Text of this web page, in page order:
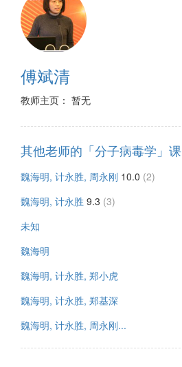
傅斌清
教师主页： 暂无
其他老师的「分子病毒学」课
魏海明, 计永胜, 周永刚 10.0 (2)
魏海明, 计永胜 9.3 (3)
未知
魏海明
魏海明, 计永胜, 郑小虎
魏海明, 计永胜, 郑基深
魏海明, 计永胜, 周永刚...